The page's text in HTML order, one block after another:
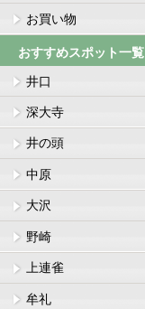
お買い物
おすすめスポット一覧
井口
深大寺
井の頭
中原
大沢
野崎
上連雀
牟礼